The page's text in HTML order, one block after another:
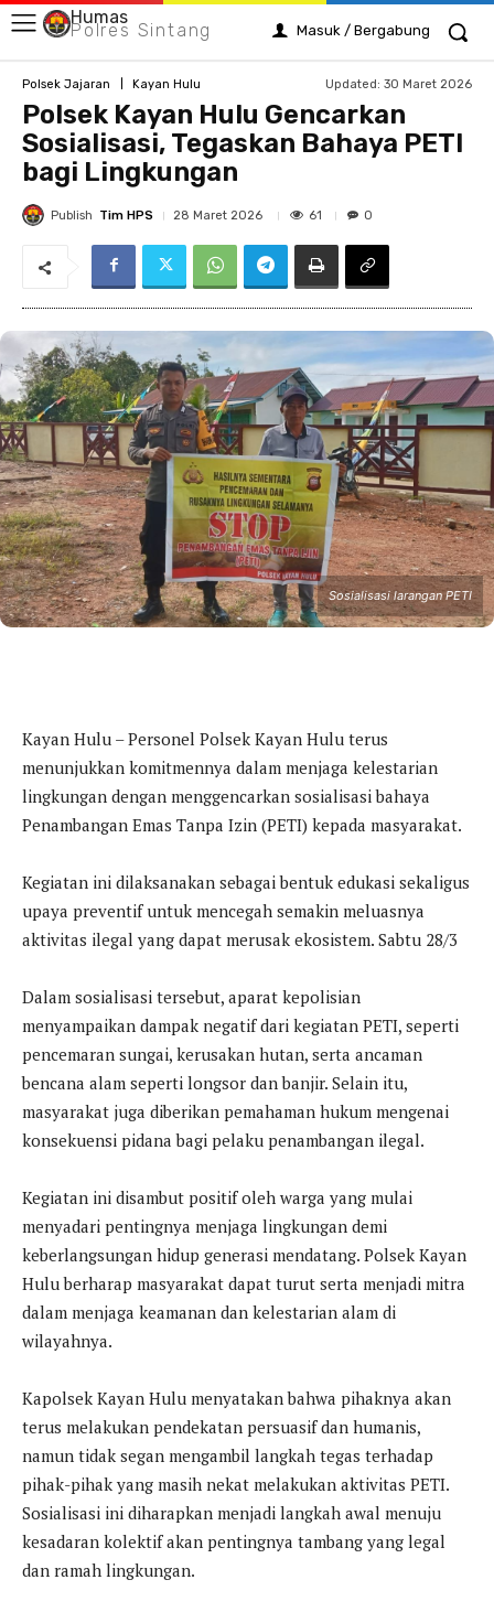
Humas
Polres Sintang Masuk / Bergabung
Polsek Jajaran Kayan Hulu Updated: 30 Maret 2026
Polsek Kayan Hulu Gencarkan
Sosialisasi, Tegaskan Bahaya PETI
bagi Lingkungan
Publish Tim HPS 28 Maret 2026 61 0
Sosialisasi larangan PETI
Kayan Hulu – Personel Polsek Kayan Hulu terus
menunjukkan komitmennya dalam menjaga kelestarian
lingkungan dengan menggencarkan sosialisasi bahaya
Penambangan Emas Tanpa Izin (PETI) kepada masyarakat.
Kegiatan ini dilaksanakan sebagai bentuk edukasi sekaligus
upaya preventif untuk mencegah semakin meluasnya
aktivitas ilegal yang dapat merusak ekosistem. Sabtu 28/3
Dalam sosialisasi tersebut, aparat kepolisian
menyampaikan dampak negatif dari kegiatan PETI, seperti
pencemaran sungai, kerusakan hutan, serta ancaman
bencana alam seperti longsor dan banjir. Selain itu,
masyarakat juga diberikan pemahaman hukum mengenai
konsekuensi pidana bagi pelaku penambangan ilegal.
Kegiatan ini disambut positif oleh warga yang mulai
menyadari pentingnya menjaga lingkungan demi
keberlangsungan hidup generasi mendatang. Polsek Kayan
Hulu berharap masyarakat dapat turut serta menjadi mitra
dalam menjaga keamanan dan kelestarian alam di
wilayahnya.
Kapolsek Kayan Hulu menyatakan bahwa pihaknya akan
terus melakukan pendekatan persuasif dan humanis,
namun tidak segan mengambil langkah tegas terhadap
pihak-pihak yang masih nekat melakukan aktivitas PETI.
Sosialisasi ini diharapkan menjadi langkah awal menuju
kesadaran kolektif akan pentingnya tambang yang legal
dan ramah lingkungan.